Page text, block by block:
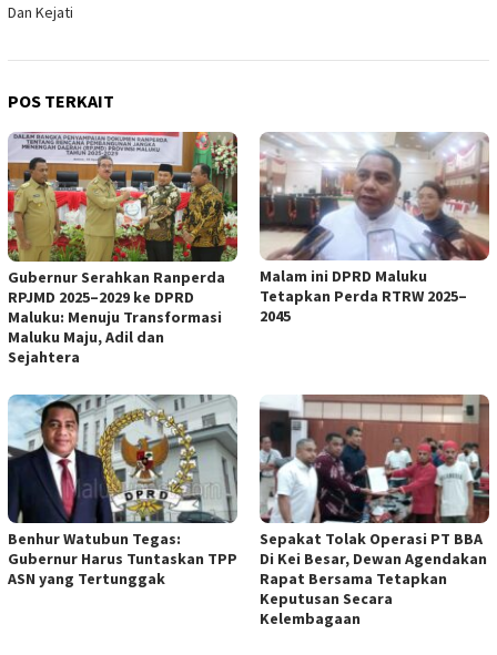
Dan Kejati
POS TERKAIT
Gubernur Serahkan Ranperda
RPJMD 2025–2029 ke DPRD
Maluku: Menuju Transformasi
Maluku Maju, Adil dan
Sejahtera
Malam ini DPRD Maluku
Tetapkan Perda RTRW 2025–
2045
Benhur Watubun Tegas:
Gubernur Harus Tuntaskan TPP
ASN yang Tertunggak
Sepakat Tolak Operasi PT BBA
Di Kei Besar, Dewan Agendakan
Rapat Bersama Tetapkan
Keputusan Secara
Kelembagaan